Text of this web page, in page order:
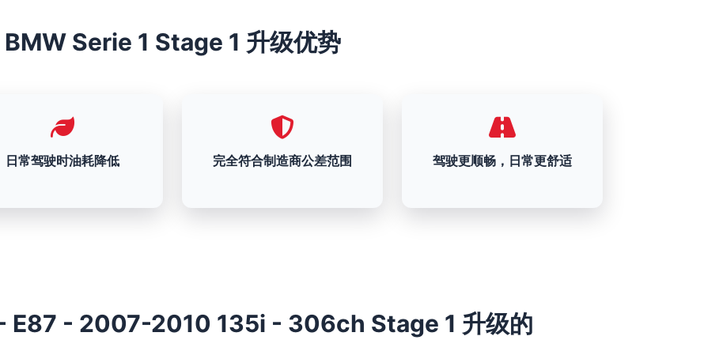
BMW Serie 1 Stage 1 升级优势
日常驾驶时油耗降低 完全符合制造商公差范围 驾驶更顺畅，日常更舒适
E87 - 2007-2010 135i - 306ch Stage 1 升级的